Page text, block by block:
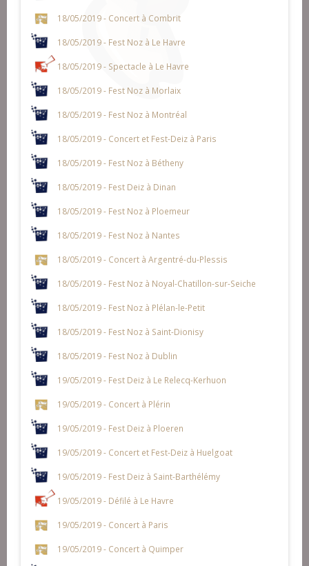
18/05/2019 - Concert à Combrit
18/05/2019 - Fest Noz à Le Havre
18/05/2019 - Spectacle à Le Havre
18/05/2019 - Fest Noz à Morlaix
18/05/2019 - Fest Noz à Montréal
18/05/2019 - Concert et Fest-Deiz à Paris
18/05/2019 - Fest Noz à Bétheny
18/05/2019 - Fest Deiz à Dinan
18/05/2019 - Fest Noz à Ploemeur
18/05/2019 - Fest Noz à Nantes
18/05/2019 - Concert à Argentré-du-Plessis
18/05/2019 - Fest Noz à Noyal-Chatillon-sur-Seiche
18/05/2019 - Fest Noz à Plélan-le-Petit
18/05/2019 - Fest Noz à Saint-Dionisy
18/05/2019 - Fest Noz à Dublin
19/05/2019 - Fest Deiz à Le Relecq-Kerhuon
19/05/2019 - Concert à Plérin
19/05/2019 - Fest Deiz à Ploeren
19/05/2019 - Concert et Fest-Deiz à Huelgoat
19/05/2019 - Fest Deiz à Saint-Barthélémy
19/05/2019 - Défilé à Le Havre
19/05/2019 - Concert à Paris
19/05/2019 - Concert à Quimper